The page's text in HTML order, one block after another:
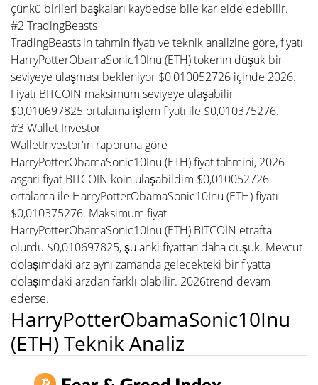
çünkü birileri başkaları kaybedse bile kar elde edebilir.
#2 TradingBeasts
TradingBeasts'in tahmin fiyatı ve teknik analizine göre, fiyatı
HarryPotterObamaSonic10Inu (ETH) tokenın düşük bir
seviyeye ulaşması bekleniyor $0,010052726 içinde 2026.
Fiyatı BITCOIN maksimum seviyeye ulaşabilir
$0,010697825 ortalama işlem fiyatı ile $0,010375276.
#3 Wallet Investor
WalletInvestor'ın raporuna göre
HarryPotterObamaSonic10Inu (ETH) fiyat tahmini, 2026
asgari fiyat BITCOIN koin ulaşabildim $0,010052726
ortalama ile HarryPotterObamaSonic10Inu (ETH) fiyatı
$0,010375276. Maksimum fiyat
HarryPotterObamaSonic10Inu (ETH) BITCOIN etrafta
olurdu $0,010697825, şu anki fiyattan daha düşük. Mevcut
dolaşımdaki arz aynı zamanda gelecekteki bir fiyatta
dolaşımdaki arzdan farklı olabilir. 2026trend devam
ederse.
HarryPotterObamaSonic10Inu
(ETH) Teknik Analiz